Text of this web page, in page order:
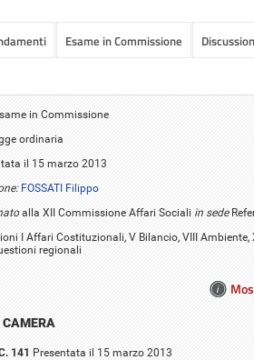
Esame in Commissione
in Commissione
ordinaria
il 15 marzo 2013
FOSSATI Filippo
alla XII Commissione Affari Sociali in sede
I Affari Costituzionali, V Bilancio, VIII
regionali
141 Presentata il 15 marzo 2013